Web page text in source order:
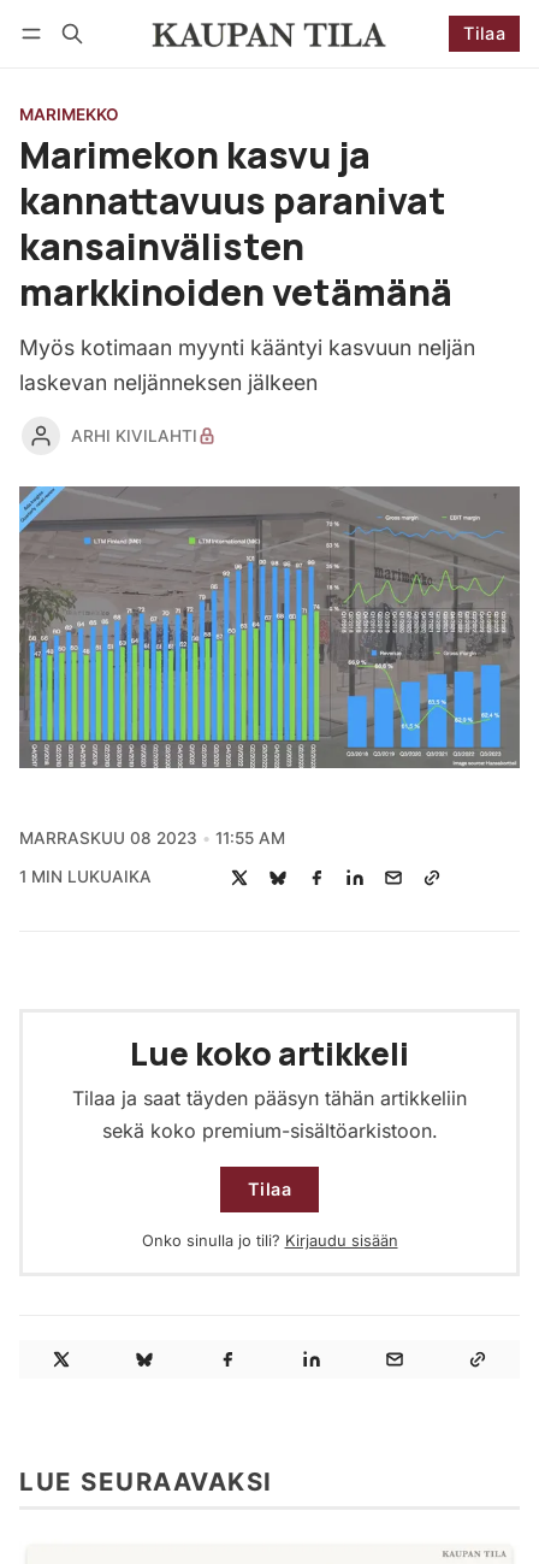
Tilaa
MARIMEKKO
Marimekon kasvu ja
kannattavuus paranivat
kansainvälisten
markkinoiden vetämänä
Myös kotimaan myynti kääntyi kasvuun neljän
laskevan neljänneksen jälkeen
ARHI KIVILAHTI
MARRASKUU 08 2023 11:55 AM
1 MIN LUKUAIKA
Lue koko artikkeli
Tilaa ja saat täyden pääsyn tähän artikkeliin
sekä koko premium-sisältöarkistoon.
Tilaa
Onko sinulla jo tili? Kirjaudu sisään
LUE SEURAAVAKSI